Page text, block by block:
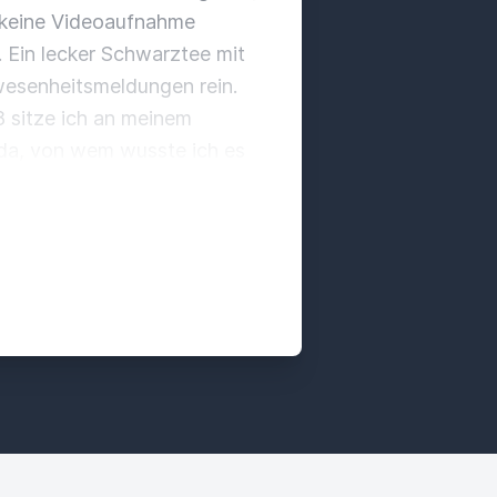
Videoaufnahme
Ein lecker Schwarztee mit
rein.
sitze ich an meinem
von wem wusste ich es